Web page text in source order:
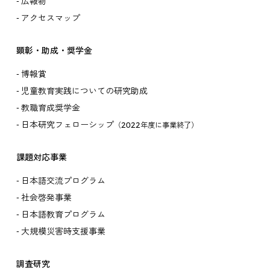
アクセスマップ
顕彰・助成・奨学金
博報賞
児童教育実践についての研究助成
教職育成奨学金
日本研究フェローシップ（2022年度に事業終了）
課題対応事業
日本語交流プログラム
社会啓発事業
日本語教育プログラム
大規模災害時支援事業
調査研究